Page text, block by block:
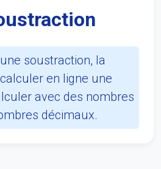
soustraction, la
en ligne une
avec des nombres
décimaux.